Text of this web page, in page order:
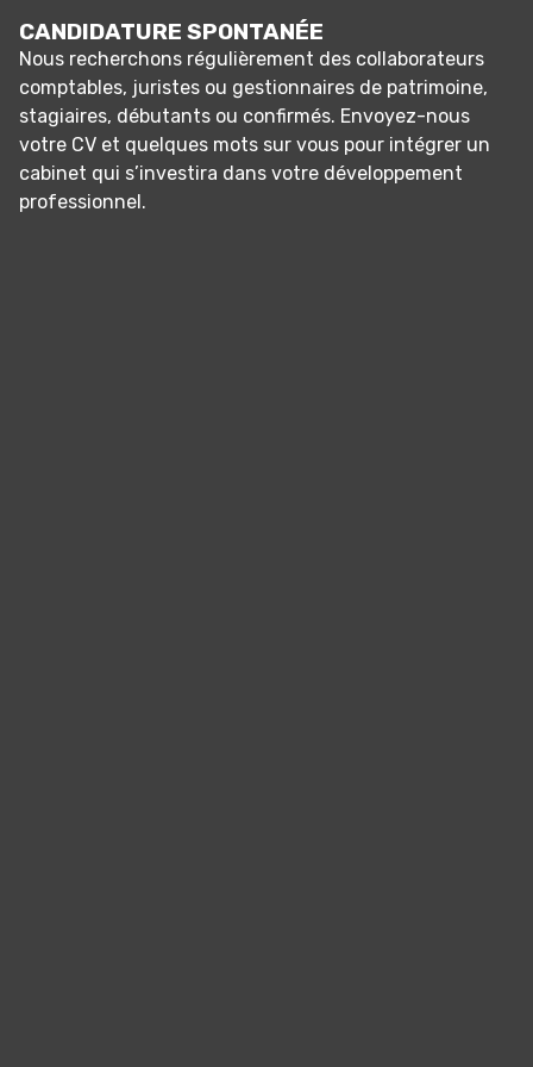
CANDIDATURE SPONTANÉE
Nous recherchons régulièrement des collaborateurs
comptables, juristes ou gestionnaires de patrimoine,
stagiaires, débutants ou confirmés. Envoyez-nous
votre CV et quelques mots sur vous pour intégrer un
cabinet qui s’investira dans votre développement
professionnel.